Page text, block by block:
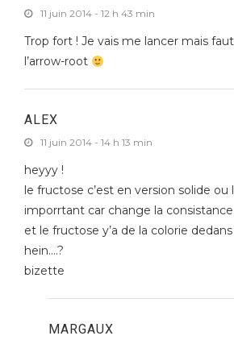
11 juin 2014 - 12 h 43 min
Trop fort ! Je vais me lancer mais
l’arrow-root
ALEX
11 juin 2014 - 14 h 13 min
heyyy !
le fructose c’est en version solide ou
imporrtant car change la consistance
et le fructose y’a de la colorie
hein….?
bizette
MARGAUX